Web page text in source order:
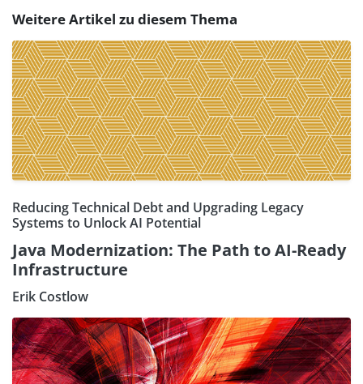
Weitere Artikel zu diesem Thema
Reducing Technical Debt and Upgrading Legacy
Systems to Unlock AI Potential
Java Modernization: The Path to AI-Ready
Infrastructure
Erik Costlow